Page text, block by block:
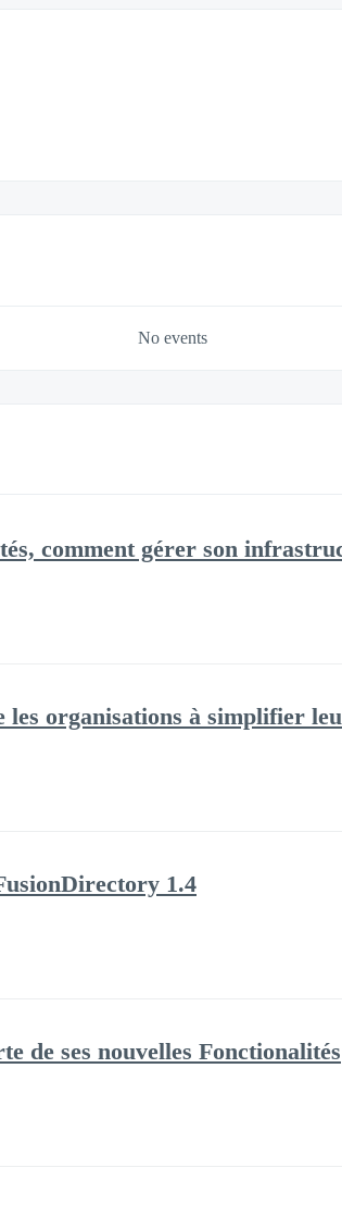
No events
comment gérer son
organisations à simplifier
1.4
de ses nouvelles Fonctionalités